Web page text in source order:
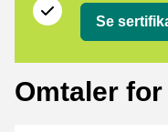
Se
Omtaler